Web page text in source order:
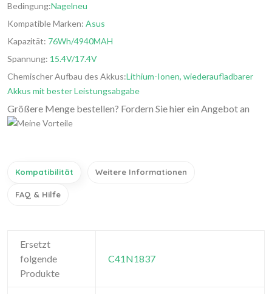
Bedingung:Nagelneu
Kompatible Marken: Asus
Kapazität: 76Wh/4940MAH
Spannung: 15.4V/17.4V
Chemischer Aufbau des Akkus:Lithium-Ionen, wiederaufladbarer
Akkus mit bester Leistungsabgabe
Größere Menge bestellen? Fordern Sie hier ein Angebot an
Kompatibilität Weitere Informationen
FAQ & Hilfe
Ersetzt
folgende
Produkte
C41N1837